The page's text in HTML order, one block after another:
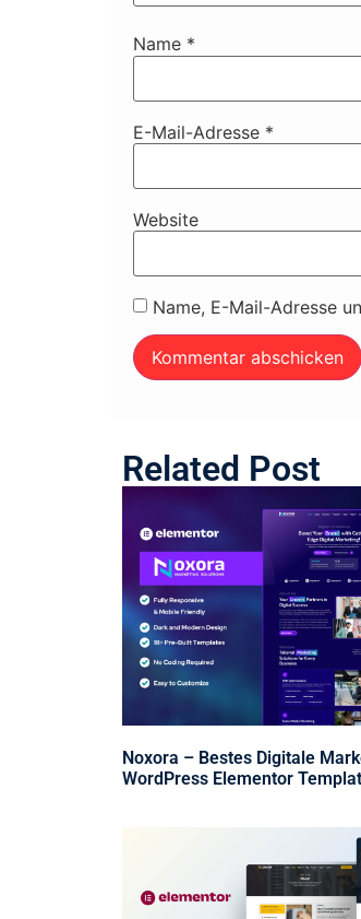
Name *
E-Mail-Adresse *
Website
Name, E-Mail-Adresse
Related Post
Noxora – Bestes Digitale
WordPress Elementor